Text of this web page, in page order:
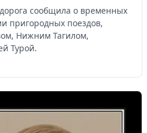
сообщила о временных
пригородных поездов,
Нижним Тагилом,
Турой.